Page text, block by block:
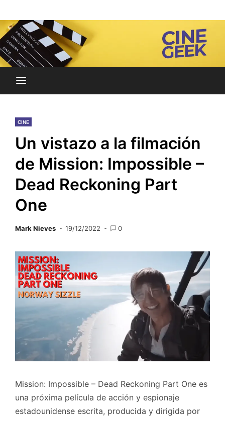
to
contentCine Geek
CINE
Un vistazo a la filmación
de Mission: Impossible –
Dead Reckoning Part
One
Mark Nieves 19/12/2022 0
Mission: Impossible – Dead Reckoning Part One es
una próxima película de acción y espionaje
estadounidense escrita, producida y dirigida por